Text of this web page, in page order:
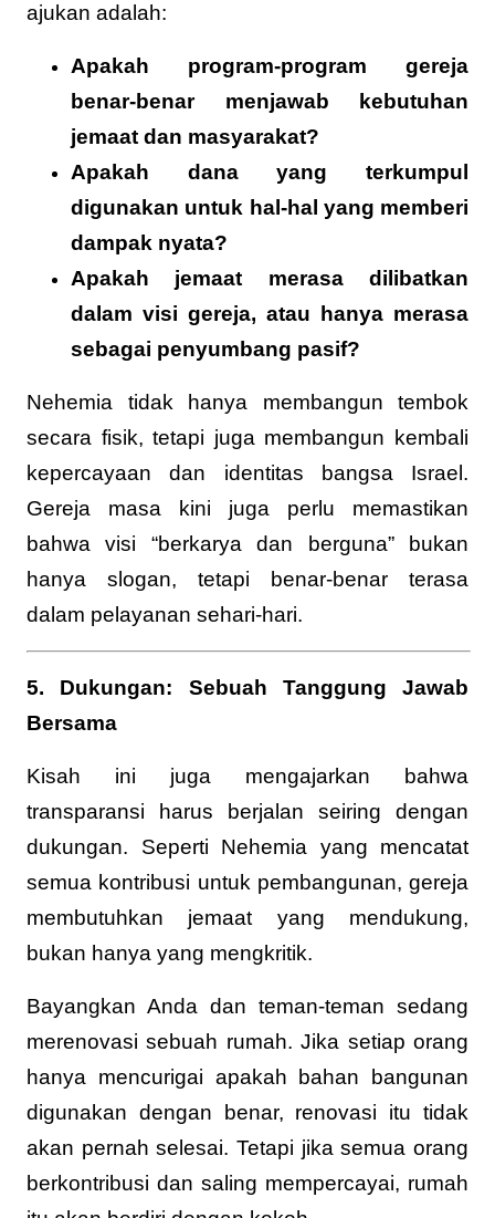
ajukan adalah:
Apakah program-program gereja
benar-benar menjawab kebutuhan
jemaat dan masyarakat?
Apakah dana yang terkumpul
digunakan untuk hal-hal yang memberi
dampak nyata?
Apakah jemaat merasa dilibatkan
dalam visi gereja, atau hanya merasa
sebagai penyumbang pasif?
Nehemia tidak hanya membangun tembok
secara fisik, tetapi juga membangun kembali
kepercayaan dan identitas bangsa Israel.
Gereja masa kini juga perlu memastikan
bahwa visi “berkarya dan berguna” bukan
hanya slogan, tetapi benar-benar terasa
dalam pelayanan sehari-hari.
5. Dukungan: Sebuah Tanggung Jawab
Bersama
Kisah ini juga mengajarkan bahwa
transparansi harus berjalan seiring dengan
dukungan. Seperti Nehemia yang mencatat
semua kontribusi untuk pembangunan, gereja
membutuhkan jemaat yang mendukung,
bukan hanya yang mengkritik.
Bayangkan Anda dan teman-teman sedang
merenovasi sebuah rumah. Jika setiap orang
hanya mencurigai apakah bahan bangunan
digunakan dengan benar, renovasi itu tidak
akan pernah selesai. Tetapi jika semua orang
berkontribusi dan saling mempercayai, rumah